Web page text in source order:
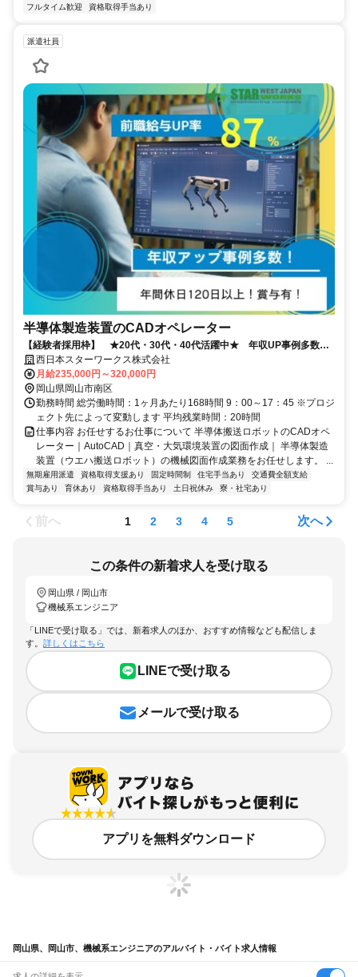
フルタイム歓迎
資格取得手当あり
派遣社員
半導体製造装置のCADオペレーター
【経験者採用枠】 ★20代・30代・40代活躍中★ 年収UP事例多数！
◎岡山U・Iターン補助充実◎
西日本スターワークス株式会社
月給235,000円～320,000円
岡山県岡山市南区
勤務時間 総労働時間：1ヶ月あたり168時間 9：00～17：45 ※プロジ
ェクト先によって変動します 平均残業時間：20時間
仕事内容 お任せするお仕事について 半導体搬送ロボットのCADオペ
レーター｜AutoCAD｜真空・大気環境装置の図面作成｜ 半導体製造
装置（ウエハ搬送ロボット）の機械図面作成業務をお任せします。 ...
無期雇用派遣 資格取得支援あり 固定時間制 住宅手当あり
交通費全額支給
賞与あり
育休あり 資格取得手当あり 土日祝休み 寮・社宅あり
前へ 1 2 3 4 5 次へ
この条件の新着求人を受け取る
岡山県 / 岡山市
機械系エンジニア
「LINEで受け取る」では、新着求人のほか、おすすめ情報なども配信しま
す。 詳しくはこちら
LINEで受け取る
メールで受け取る
アプリを無料ダウンロード
岡山県、岡山市、機械系エンジニアのアルバイト・バイト求人情報